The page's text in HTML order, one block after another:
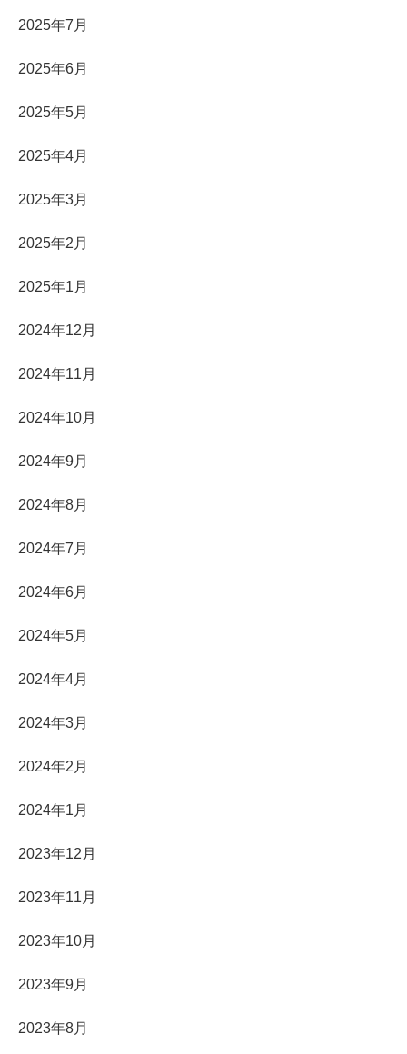
2025年7月
2025年6月
2025年5月
2025年4月
2025年3月
2025年2月
2025年1月
2024年12月
2024年11月
2024年10月
2024年9月
2024年8月
2024年7月
2024年6月
2024年5月
2024年4月
2024年3月
2024年2月
2024年1月
2023年12月
2023年11月
2023年10月
2023年9月
2023年8月